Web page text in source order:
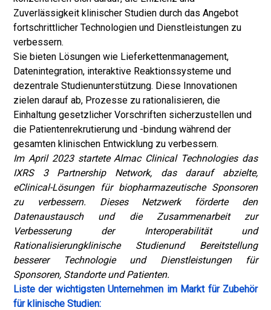
Zuverlässigkeit klinischer Studien durch das Angebot
fortschrittlicher Technologien und Dienstleistungen zu
verbessern.
Sie bieten Lösungen wie Lieferkettenmanagement,
Datenintegration, interaktive Reaktionssysteme und
dezentrale Studienunterstützung. Diese Innovationen
zielen darauf ab, Prozesse zu rationalisieren, die
Einhaltung gesetzlicher Vorschriften sicherzustellen und
die Patientenrekrutierung und -bindung während der
gesamten klinischen Entwicklung zu verbessern.
Im April 2023 startete Almac Clinical Technologies das
IXRS 3 Partnership Network, das darauf abzielte,
eClinical-Lösungen für biopharmazeutische Sponsoren
zu verbessern. Dieses Netzwerk förderte den
Datenaustausch und die Zusammenarbeit zur
Verbesserung der Interoperabilität und
Rationalisierungklinische Studienund Bereitstellung
besserer Technologie und Dienstleistungen für
Sponsoren, Standorte und Patienten.
Liste der wichtigsten Unternehmen im Markt für Zubehör
für klinische Studien: